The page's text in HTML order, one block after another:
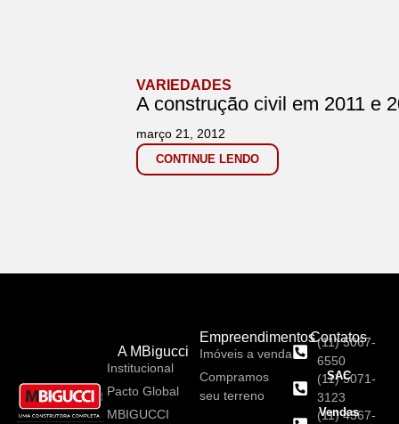
VARIEDADES
A construção civil em 2011 e
CONTINUE LENDO
março 21, 2012
A MBigucci
Institucional
Pacto Global
MBIGUCCI
Empreendimentos
Imóveis a venda
Compramos
seu terreno
Contatos
(11) 5067-
6550
SAC
(11) 5071-
3123
Vendas
(11) 4367-